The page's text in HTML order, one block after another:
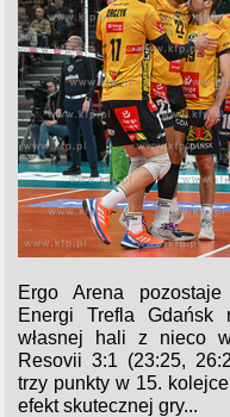
Ergo Arena
Energi Trefla
własnej hali z nieco
Resovii 3:1 (23:25,
trzy punkty w 15.
efekt skutecznej gry...